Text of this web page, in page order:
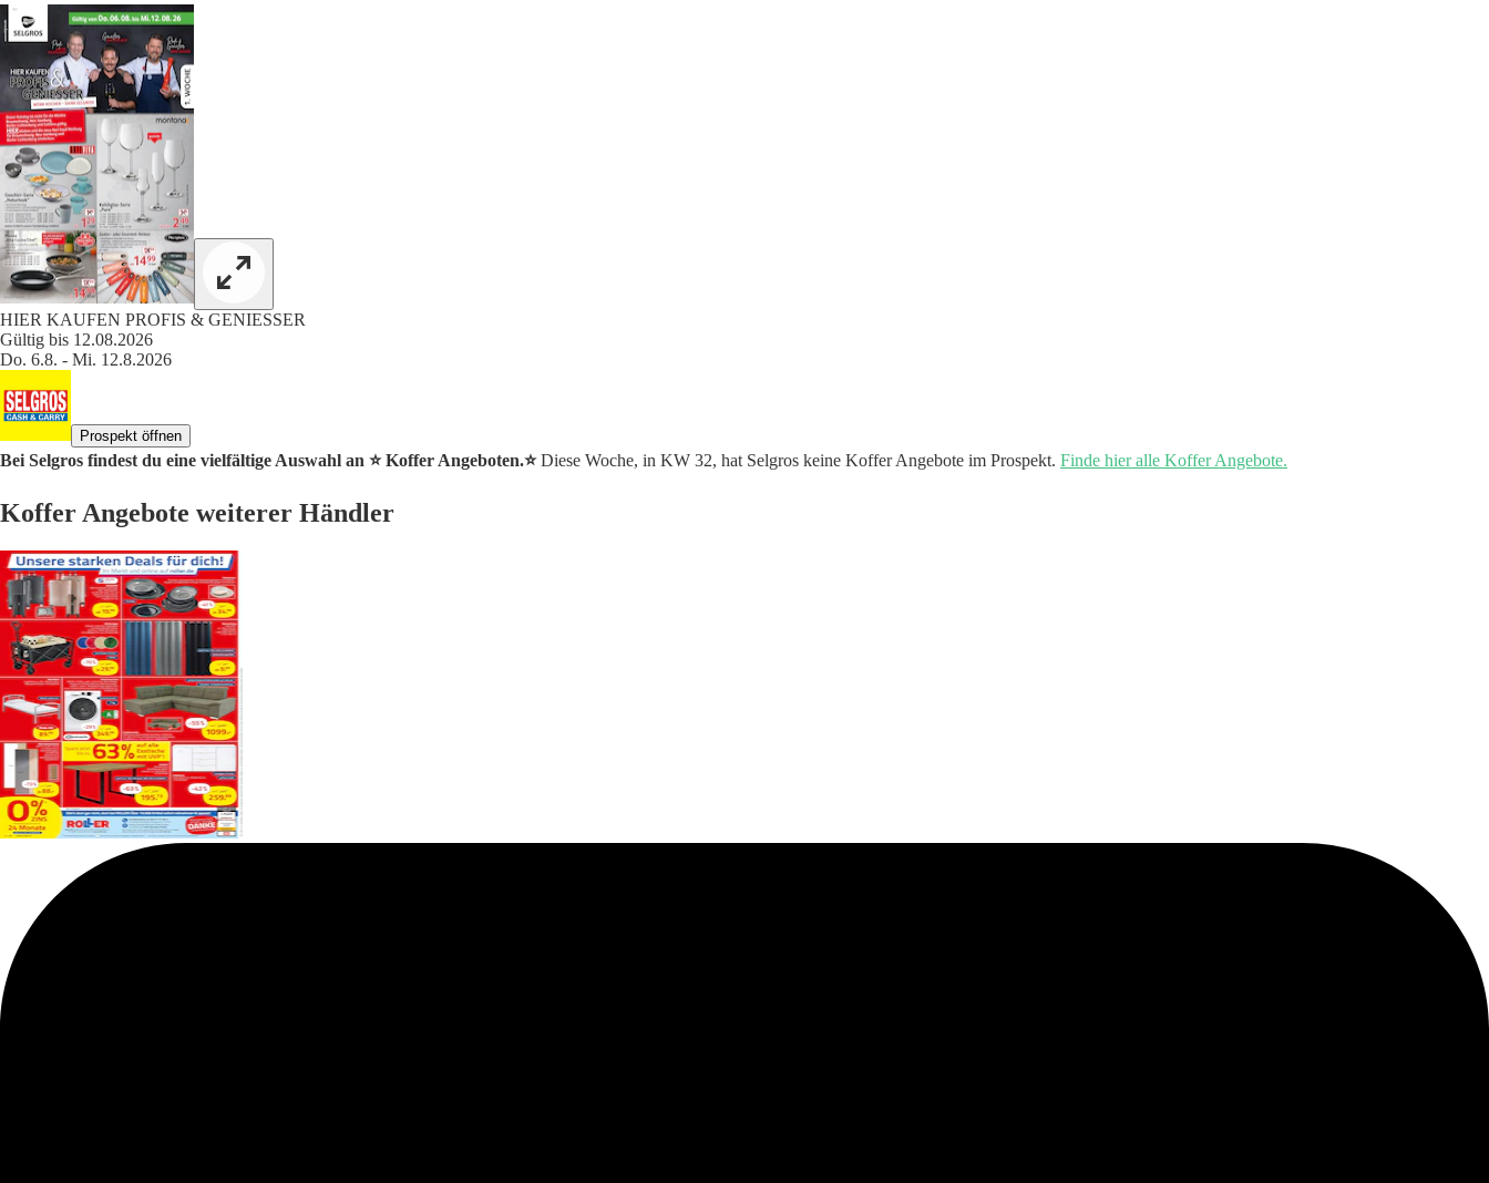
HIER KAUFEN PROFIS & GENIESSER
Gültig bis 12.08.2026
Do. 6.8. - Mi. 12.8.2026
Prospekt öffnen
Bei Selgros findest du eine vielfältige Auswahl an ⭐️ Koffer Angeboten.⭐️Diese Woche, in KW 32, hat Selgros keine Koffer Angebote im Prospekt. Finde hier alle Koffer Angebote.
Koffer Angebote weiterer Händler